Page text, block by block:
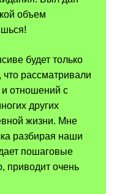
объем
будет только
что рассматривали
отношений с
других
жизни. Мне
разбирая наши
пошаговые
приводит очень